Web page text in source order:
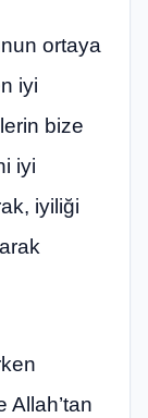
ortaya
iyi
bize
iyi
iyiliği
Allah’tan